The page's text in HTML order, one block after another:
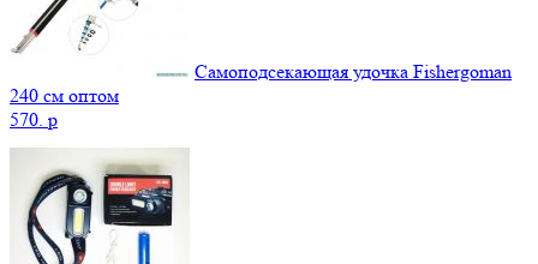
Самоподсекающая удочка Fishergoman
240 см оптом
570. p